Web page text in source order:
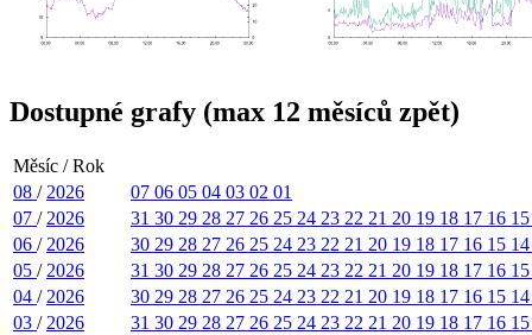
Dostupné grafy (max 12 měsíců zpět)
Měsíc / Rok
08 / 2026 07 06 05 04 03 02 01
07 / 2026 31 30 29 28 27 26 25 24 23 22 21 20 19 18 17 16
06 / 2026 30 29 28 27 26 25 24 23 22 21 20 19 18 17 16 15
05 / 2026 31 30 29 28 27 26 25 24 23 22 21 20 19 18 17 16
04 / 2026 30 29 28 27 26 25 24 23 22 21 20 19 18 17 16 15
03 / 2026 31 30 29 28 27 26 25 24 23 22 21 20 19 18 17 16